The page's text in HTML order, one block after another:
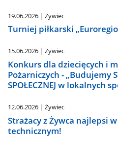
19.06.2026 Żywiec
Turniej piłkarski
15.06.2026 Żywiec
Konkurs dla dziecięcych i
Pożarniczych - „Budujemy
SPOŁECZNEJ w lokalnych
12.06.2026 Żywiec
Strażacy z Żywca najlepsi
technicznym!